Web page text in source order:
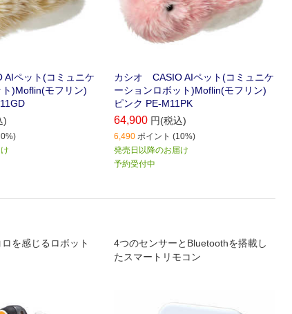
ペット(コミュニケ
)Moflin(モフリン)
)
カシオ CASIO AIペット(コミュニケ
ーションロボット)Moflin(モフリン)
ピンク PE-M11PK
64,900 円(税込)
6,490 ポイント (10%)
発売日以降のお届け
予約受付中
を感じるロボット
4つのセンサーとBluetoothを搭載し
たスマートリモコン